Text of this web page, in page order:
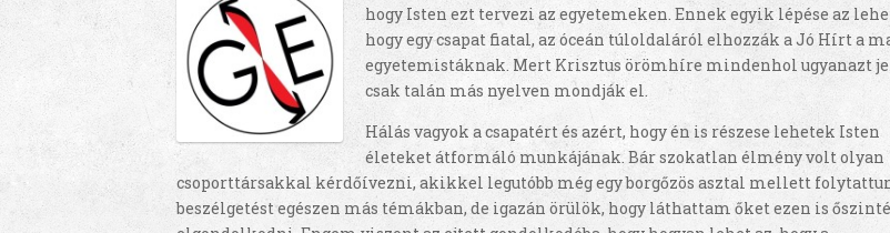
hogy Isten ezt tervezi az egyetemeken. Ennek egyik lépése az
hogy egy csapat fiatal, az óceán túloldaláról elhozzák a Jó Hírt a
egyetemistáknak. Mert Krisztus örömhíre mindenhol ugyanazt
csak talán más nyelven mondják el.
Hálás vagyok a csapatért és azért, hogy én is részese lehetek Isten
életeket átformáló munkájának. Bár szokatlan élmény volt olyan
csoporttársakkal kérdőívezni, akikkel legutóbb még egy borgőzös asztal mellett
beszélgetést egészen más témákban, de igazán örülök, hogy láthattam őket ezen is